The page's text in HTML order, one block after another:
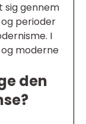
sig gennem
perioder
I
moderne
den